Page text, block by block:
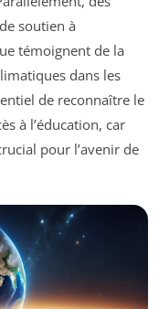
soutien à
témoignent de la
dans les
de reconnaître le
à l’éducation, car
pour l’avenir de